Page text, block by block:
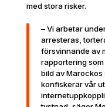
med stora risker.
– Vi arbetar
arresteras,
försvinnande av
rapportering
bild av
konfiskerar vår